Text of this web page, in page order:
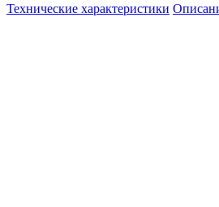
Технические характеристики